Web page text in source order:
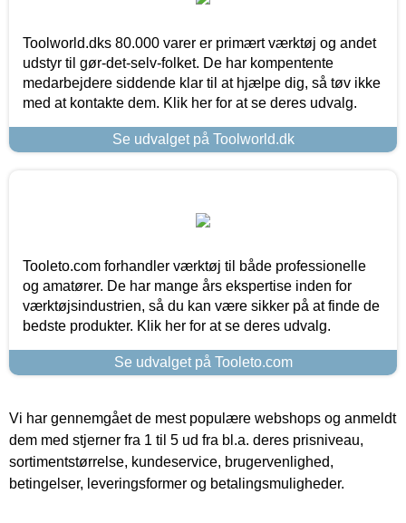
Toolworld.dks 80.000 varer er primært værktøj og andet
udstyr til gør-det-selv-folket. De har kompentente
medarbejdere siddende klar til at hjælpe dig, så tøv ikke
med at kontakte dem. Klik her for at se deres udvalg.
Se udvalget på Toolworld.dk
Tooleto.com forhandler værktøj til både professionelle
og amatører. De har mange års ekspertise inden for
værktøjsindustrien, så du kan være sikker på at finde de
bedste produkter. Klik her for at se deres udvalg.
Se udvalget på Tooleto.com
Vi har gennemgået de mest populære webshops og anmeldt
dem med stjerner fra 1 til 5 ud fra bl.a. deres prisniveau,
sortimentstørrelse, kundeservice, brugervenlighed,
betingelser, leveringsformer og betalingsmuligheder.